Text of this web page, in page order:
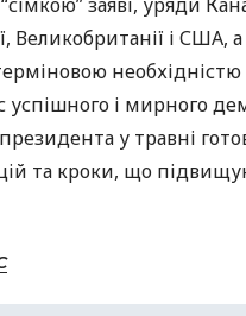
Великобританії і США,
успішного і мирного
у травні
та кроки, що